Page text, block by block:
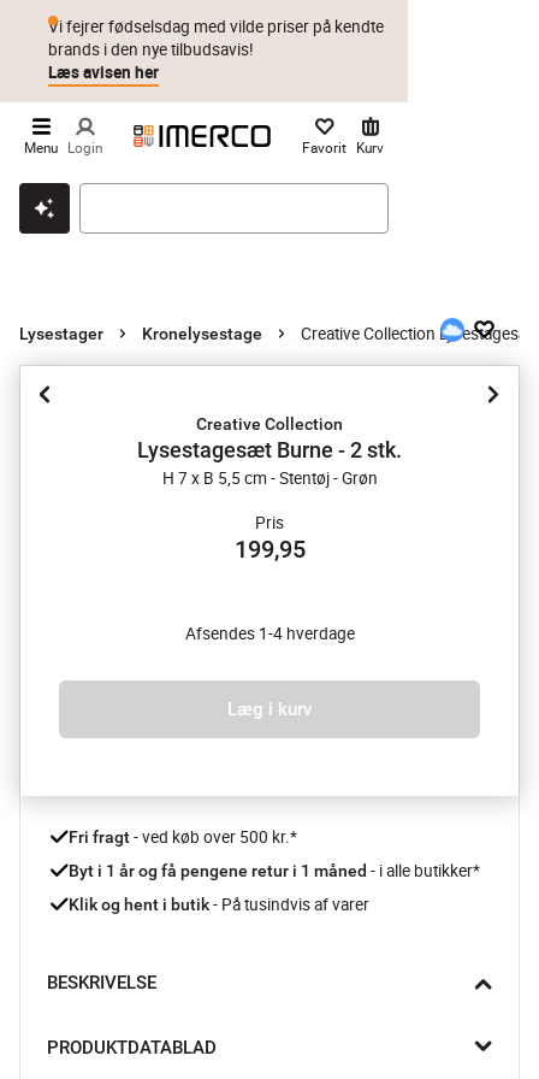
Klik & hent Byt i 1 år Prismatch
Vi fejrer fødselsdag med vilde priser på kendte
brands i den nye tilbudsavis!
Læs avisen her
Menu Login Favorit Kurv
Lysestager Kronelysestage Creative Collection
Creative Collection
Lysestagesæt Burne - 2 stk.
H 7 x B 5,5 cm - Stentøj - Grøn
Pris
199,95
Afsendes 1-4 hverdage
Læg i kurv
Fri fragt - ved køb over 500 kr.*
Byt i 1 år og få pengene retur i 1 måned - i alle butikker*
Klik og hent i butik - På tusindvis af varer
BESKRIVELSE
bringe et smil ind i dit hjem. Dette legesyge sæt af to
PRODUKTDATABLAD